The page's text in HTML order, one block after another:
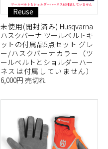
Reuse
未使用(開封済み) Husqvarna
ハスクバーナ ツールベルトキ
ットの付属品5点セット グレ
ー/ハスクバーナカラー（ツ
ールベルトとショルダーハー
ネスは付属していません）
6,000円 売切れ